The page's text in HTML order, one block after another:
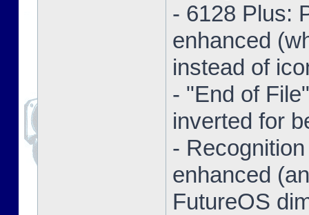
- 6128 Plus:
enhanced
instead of
- "End of
inverted for
-
enhanced
FutureOS